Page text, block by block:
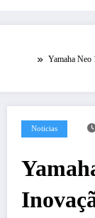
Yamaha Neo
Noticias